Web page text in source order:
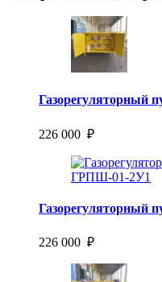
Газорегуляторный
226 000 ₽
Газорегуляторный
226 000 ₽